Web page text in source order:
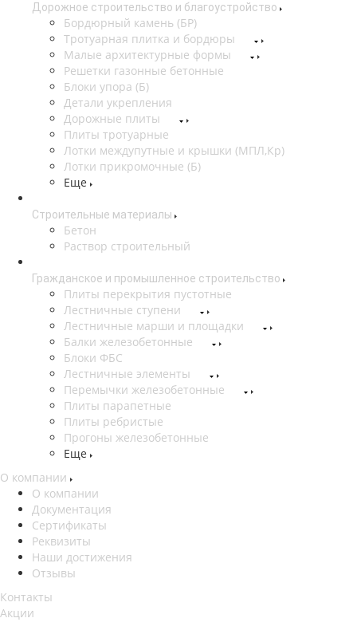
Дорожное строительство и благоустройство
Бордюрный камень (БР)
Тротуарная плитка и бордюры
Малые архитектурные формы
Решетки газонные бетонные
Блоки упора (Б)
Детали укрепления
Дорожные плиты
Плиты тротуарные
Лотки междупутные и крышки (МПЛ,Кр)
Лотки прикромочные (Б)
Еще
Строительные материалы
Бетон
Раствор строительный
Гражданское и промышленное строительство
Плиты перекрытия пустотные
Лестничные ступени
Лестничные марши и площадки
Балки железобетонные
Блоки ФБС
Лестничные элементы
Перемычки железобетонные
Плиты парапетные
Плиты ребристые
Прогоны железобетонные
Еще
О компании
О компании
Документация
Сертификаты
Реквизиты
Наши достижения
Отзывы
Контакты
Акции